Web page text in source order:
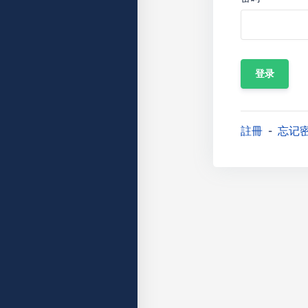
註冊 忘记